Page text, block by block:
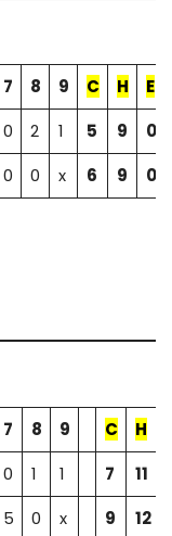
7 8 9 C H
E
0 2 1 5 9
0
0 0 x 6 9 0
7 8 9 C H
0 1 1 7 11
5 0 x 9 12